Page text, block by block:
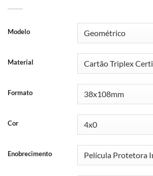
Modelo
Material
Formato
Cor
Enobrecimento